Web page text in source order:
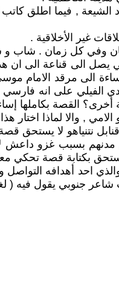
الشيعة , فيما اطلق
وفي كل زمان . شاب و
يصل الى قناعة الى ان
الى مرقد الامام
الفيلي على انه فارسي
القصة بكاملها
, والا لماذا
نتنياهو لا
مدنهم بسبب غزو
بكتابة قصة تحكي
احد أهدافه
جنوبي يقول فيه (